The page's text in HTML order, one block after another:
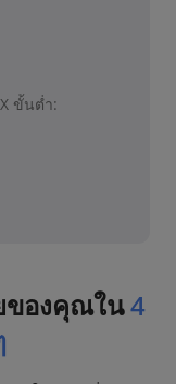
ขั้นต่ำ:
ของคุณใน4